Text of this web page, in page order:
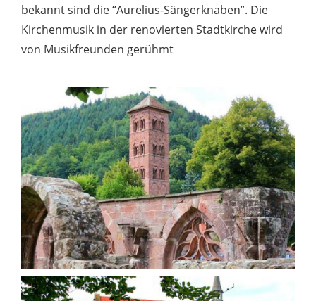
bekannt sind die “Aurelius-Sängerknaben”. Die
Kirchenmusik in der renovierten Stadtkirche wird
von Musikfreunden gerühmt